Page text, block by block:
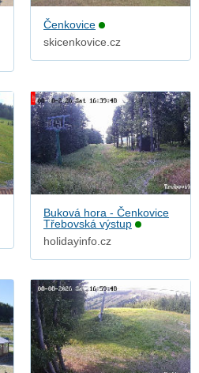
Čenkovice
skicenkovice.cz
Buková hora - Čenkovice
Třebovská výstup
holidayinfo.cz